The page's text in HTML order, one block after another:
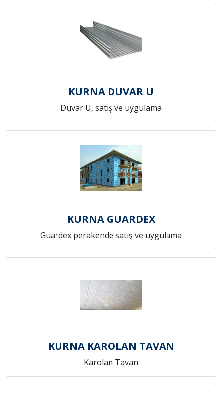
KURNA DUVAR U
Duvar U, satış ve uygulama
KURNA GUARDEX
Guardex perakende satış ve uygulama
KURNA KAROLAN TAVAN
Karolan Tavan